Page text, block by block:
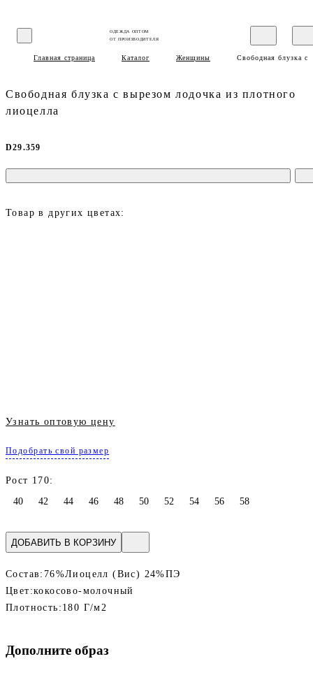
ОДЕЖДА ОПТОМ
ОТ ПРОИЗВОДИТЕЛЯ
Главная страница Каталог Женщины Свободная блузка с
Свободная блузка с вырезом лодочка из плотного
лиоцелла
D29.359
Товар в других цветах:
Узнать оптовую цену
Подобрать свой размер
Рост 170:
40
42 44 46 48 50 52 54 56 58
ДОБАВИТЬ В КОРЗИНУ
Состав: 76%Лиоцелл (Вис) 24%ПЭ
Цвет:кокосово-молочный
Плотность: 180 Г/м2
Дополните образ